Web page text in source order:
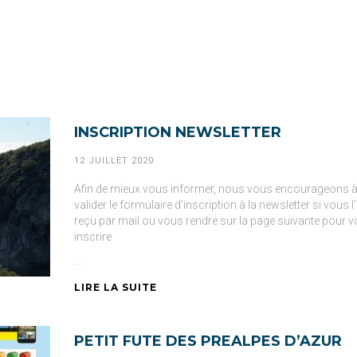
INSCRIPTION NEWSLETTER
12 JUILLET 2020
Afin de mieux vous informer, nous vous encourageons à
valider le formulaire d'inscription à la newsletter si vous
reçu par mail ou vous rendre sur la page suivante pour
inscrire
...
LIRE LA SUITE
PETIT FUTE DES PREALPES D’AZUR